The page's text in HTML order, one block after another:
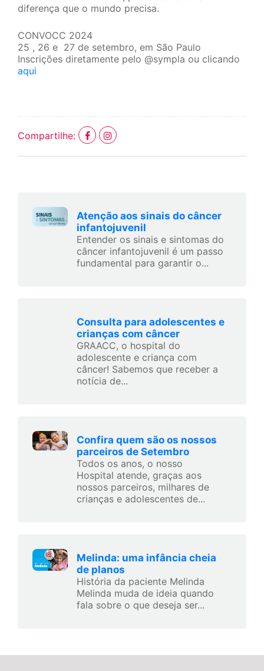
diferença que o mundo precisa.
CONVOCC 2024
25 , 26 e 27 de setembro, em São Paulo
Inscrições diretamente pelo @sympla ou clicando
aqui
Compartilhe:
Atenção aos sinais do câncer
infantojuvenil
Entender os sinais e sintomas do
câncer infantojuvenil é um passo
fundamental para garantir o...
Consulta para adolescentes e
crianças com câncer
GRAACC, o hospital do
adolescente e criança com
câncer! Sabemos que receber a
notícia de...
Confira quem são os nossos
parceiros de Setembro
Todos os anos, o nosso
Hospital atende, graças aos
nossos parceiros, milhares de
crianças e adolescentes de...
Melinda: uma infância cheia
de planos
História da paciente Melinda
Melinda muda de ideia quando
fala sobre o que deseja ser...